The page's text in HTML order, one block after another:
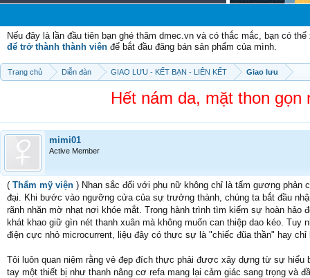
Nếu đây là lần đầu tiên bạn ghé thăm dmec.vn và có thắc mắc, bạn có
để trở thành thành viên để bắt đầu đăng bán sản phẩm của mình.
Trang chủ Diễn đàn GIAO LƯU - KẾT BẠN - LIÊN KẾT Giao lưu
Hết nám da, mặt thon
mimi01
Active Member
( Thẩm mỹ viện ) Nhan sắc đối với phụ nữ không chỉ là tấm gương phản
đại. Khi bước vào ngưỡng cửa của sự trưởng thành, chúng ta bắt đầu
rãnh nhăn mờ nhạt nơi khóe mắt. Trong hành trình tìm kiếm sự hoàn
khát khao giữ gìn nét thanh xuân mà không muốn can thiệp dao kéo.
điện cực nhỏ microcurrent, liệu đây có thực sự là "chiếc đũa thần" hay
Tôi luôn quan niệm rằng vẻ đẹp đích thực phải được xây dựng từ sự
tay một thiết bị như thanh nâng cơ refa mang lại cảm giác sang trọng và